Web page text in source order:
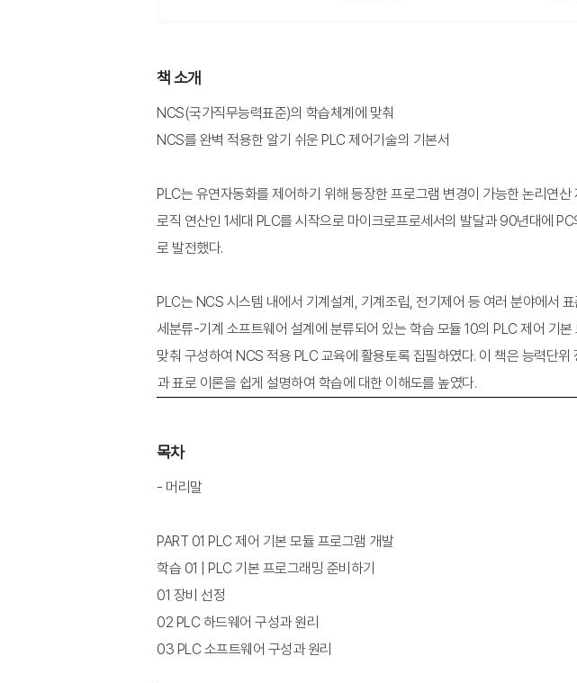
책 소개
NCS(국가직무능력표준)의 학습체계에 맞춰
NCS를 완벽 적용한 알기 쉬운 PLC 제어기술의 기본서
PLC는 유연자동화를 제어하기 위해 등장한 프로그램 변경이 가능한 논리연
로직 연산인 1세대 PLC를 시작으로 마이크로프로세서의 발달과 90년대에
로 발전했다.
PLC는 NCS 시스템 내에서 기계설계, 기계조립, 전기제어 등 여러 분야에서
세분류-기계 소프트웨어 설계에 분류되어 있는 학습 모듈 10의 PLC 제어 기
맞춰 구성하여 NCS 적용 PLC 교육에 활용토록 집필하였다. 이 책은 능력단
과 표로 이론을 쉽게 설명하여 학습에 대한 이해도를 높였다.
목차
- 머리말
PART 01 PLC 제어 기본 모듈 프로그램 개발
학습 01 | PLC 기본 프로그래밍 준비하기
01 장비 선정
02 PLC 하드웨어 구성과 원리
03 PLC 소프트웨어 구성과 원리